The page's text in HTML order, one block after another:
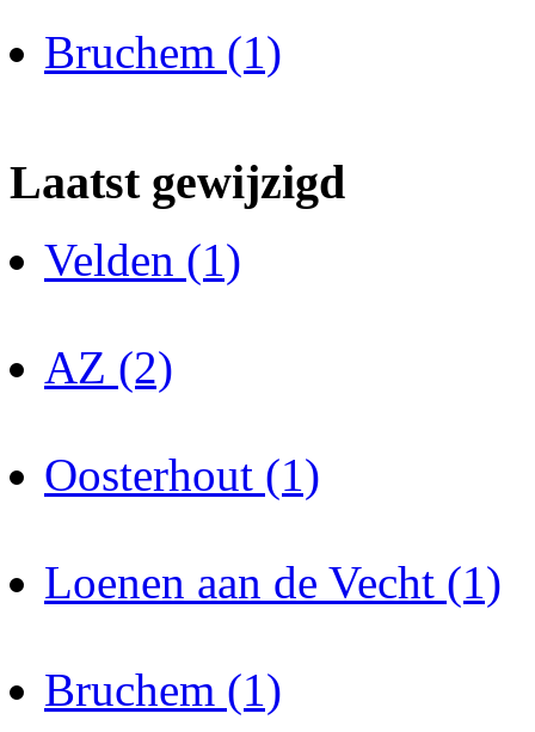
Bruchem (1)
Laatst gewijzigd
Velden (1)
AZ (2)
Oosterhout (1)
Loenen aan de Vecht (1)
Bruchem (1)